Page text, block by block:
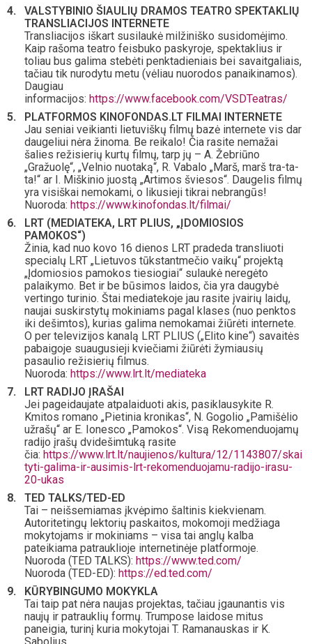
VALSTYBINIO ŠIAULIŲ DRAMOS TEATRO SPEKTAKLIŲ
TRANSLIACIJOS INTERNETE
Transliacijos iškart susilaukė milžiniško susidomėjimo.
Kaip rašoma teatro feisbuko paskyroje, spektaklius ir
toliau bus galima stebėti penktadieniais bei savaitgaliais,
tačiau tik nurodytu metu (vėliau nuorodos panaikinamos).
Daugiau
informacijos: https://www.facebook.com/VSDTeatras/
PLATFORMOS KINOFONDAS.LT FILMAI INTERNETE
Jau seniai veikianti lietuviškų filmų bazė internete vis dar
daugeliui nėra žinoma. Be reikalo! Čia rasite nemažai
šalies režisierių kurtų filmų, tarp jų – A. Žebriūno
„Gražuolę“, „Velnio nuotaką“, R. Vabalo „Marš, marš tra-ta-
ta!“ ar I. Miškinio juostą „Artimos šviesos“. Daugelis filmų
yra visiškai nemokami, o likusieji tikrai nebrangūs!
Nuoroda: https://www.kinofondas.lt/filmai/
LRT (MEDIATEKA, LRT PLIUS, „ĮDOMIOSIOS
PAMOKOS“)
Žinia, kad nuo kovo 16 dienos LRT pradeda transliuoti
specialų LRT „Lietuvos tūkstantmečio vaikų“ projektą
„Įdomiosios pamokos tiesiogiai“ sulaukė neregėto
palaikymo. Bet ir be būsimos laidos, čia yra daugybė
vertingo turinio. Štai mediatekoje jau rasite įvairių laidų,
naujai suskirstytų mokiniams pagal klases (nuo penktos
iki dešimtos), kurias galima nemokamai žiūrėti internete.
O per televizijos kanalą LRT PLIUS („Elito kine“) savaitės
pabaigoje suaugusieji kviečiami žiūrėti žymiausių
pasaulio režisierių filmus.
Nuoroda: https://www.lrt.lt/mediateka
LRT RADIJO ĮRAŠAI
Jei pageidaujate atpalaiduoti akis, pasiklausykite R.
Kmitos romano „Pietinia kronikas“, N. Gogolio „Pamišėlio
užrašų“ ar E. Ionesco „Pamokos“. Visą Rekomenduojamų
radijo įrašų dvidešimtuką rasite
čia: https://www.lrt.lt/naujienos/kultura/12/1143807/skai
tyti-galima-ir-ausimis-lrt-rekomenduojamu-radijo-irasu-
20-ukas
TED TALKS/TED-ED
Tai – neišsemiamas įkvėpimo šaltinis kiekvienam.
Autoritetingų lektorių paskaitos, mokomoji medžiaga
mokytojams ir mokiniams – visa tai anglų kalba
pateikiama patrauklioje internetinėje platformoje.
Nuoroda (TED TALKS): https://www.ted.com/
Nuoroda (TED-ED): https://ed.ted.com/
KŪRYBINGUMO MOKYKLA
Tai taip pat nėra naujas projektas, tačiau įgaunantis vis
naujų ir patrauklių formų. Trumpose laidose mitus
paneigia, turinį kuria mokytojai T. Ramanauskas ir K.
Sabolius.